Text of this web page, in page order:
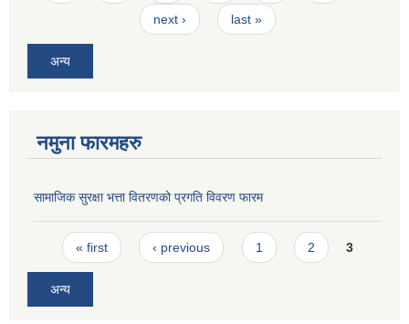
next › last »
अन्य
नमुना फारमहरु
सामाजिक सुरक्षा भत्ता वितरणको प्रगति विवरण फारम
Pages
« first ‹ previous 1 2 3
अन्य